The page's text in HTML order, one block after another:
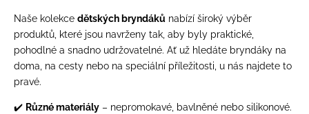
Naše kolekce dětských bryndáků nabízí široký výběr
produktů, které jsou navrženy tak, aby byly praktické,
pohodlné a snadno udržovatelné. Ať už hledáte bryndáky na
doma, na cesty nebo na speciální příležitosti, u nás najdete to
pravé.
✔️ Různé materiály – nepromokavé, bavlněné nebo silikonové.